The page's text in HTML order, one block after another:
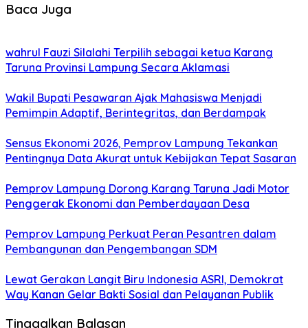
Baca Juga
wahrul Fauzi Silalahi Terpilih sebagai ketua Karang
Taruna Provinsi Lampung Secara Aklamasi
Wakil Bupati Pesawaran Ajak Mahasiswa Menjadi
Pemimpin Adaptif, Berintegritas, dan Berdampak
Sensus Ekonomi 2026, Pemprov Lampung Tekankan
Pentingnya Data Akurat untuk Kebijakan Tepat Sasaran
Pemprov Lampung Dorong Karang Taruna Jadi Motor
Penggerak Ekonomi dan Pemberdayaan Desa
Pemprov Lampung Perkuat Peran Pesantren dalam
Pembangunan dan Pengembangan SDM
Lewat Gerakan Langit Biru Indonesia ASRI, Demokrat
Way Kanan Gelar Bakti Sosial dan Pelayanan Publik
Tinggalkan Balasan